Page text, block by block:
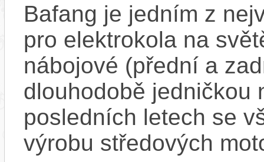
Bafang je jedním z
pro elektrokola na
nábojové (přední a
dlouhodobě jedničkou
posledních letech se
výrobu středových